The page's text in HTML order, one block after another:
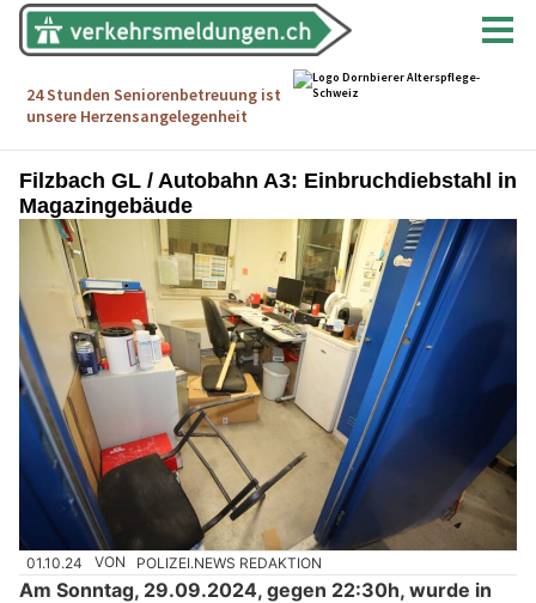
Filzbach GL / Autobahn A3: Einbruchdiebstahl in
Magazingebäude
01.10.24 VON POLIZEI.NEWS REDAKTION
Am Sonntag, 29.09.2024, gegen 22:30h, wurde in